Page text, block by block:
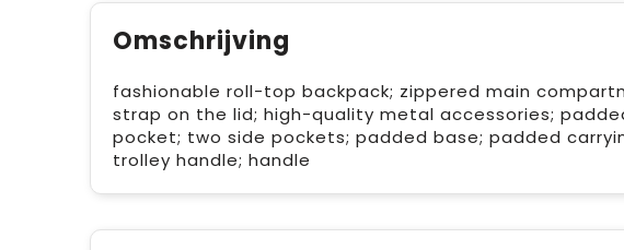
Omschrijving
fashionable roll-top backpack; zippered main
strap on the lid; high-quality metal accessories;
pocket; two side pockets; padded base; padded
trolley handle; handle